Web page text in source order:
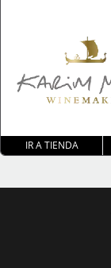
IR A TIENDA